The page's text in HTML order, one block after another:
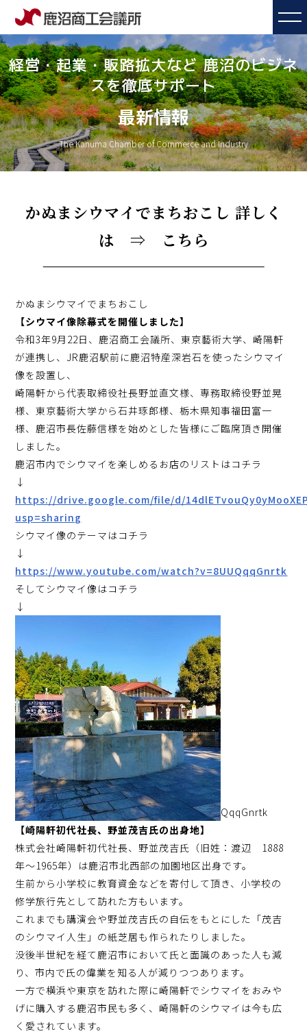
経営・起業・販路拡大など 鹿沼のビジネ
スを徹底サポート
最新情報
The Kanuma Chamber of Commerce and Industry
かぬまシウマイでまちおこし 詳しく
は ⇒ こちら
かぬまシウマイでまちおこし
【シウマイ像除幕式を開催しました】
令和3年9月22日、鹿沼商工会議所、東京藝術大学、崎陽軒
が連携し、JR鹿沼駅前に鹿沼特産深岩石を使ったシウマイ
像を設置し、
崎陽軒から代表取締役社長野並直文様、専務取締役野並晃
様、東京藝術大学から石井琢郎様、栃木県知事福田富一
様、鹿沼市長佐藤信様を始めとした皆様にご臨席頂き開催
しました。
鹿沼市内でシウマイを楽しめるお店のリストはコチラ
↓
https://drive.google.com/file/d/
usp=sharing
シウマイ像のテーマはコチラ
↓
https://www.youtube.com/watch?v=8UUQqqGnrtk
そしてシウマイ像はコチラ
↓
QqqGnrtk
【崎陽軒初代社長、野並茂吉氏の出身地】
株式会社崎陽軒初代社長、野並茂吉氏（旧姓：渡辺 1888
年～1965年）は鹿沼市北西部の加園地区出身です。
生前から小学校に教育資金などを寄付して頂き、小学校の
修学旅行先として訪れた方もいます。
これまでも講演会や野並茂吉氏の自伝をもとにした「茂吉
のシウマイ人生」の紙芝居も作られたりしました。
没後半世紀を経て鹿沼市において氏と面識のあった人も減
り、市内で氏の偉業を知る人が減りつつあります。
一方で横浜や東京を訪れた際に崎陽軒でシウマイをおみや
げに購入する鹿沼市民も多く、崎陽軒のシウマイは今も広
く愛されています。